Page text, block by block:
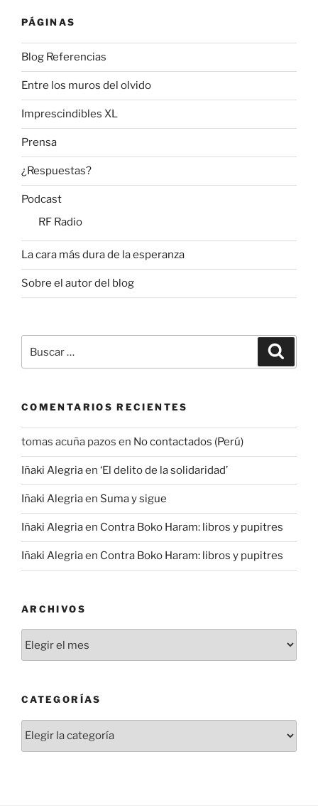
PÁGINAS
Blog Referencias
Entre los muros del olvido
Imprescindibles XL
Prensa
¿Respuestas?
Podcast
RF Radio
La cara más dura de la esperanza
Sobre el autor del blog
por:
COMENTARIOS RECIENTES
tomas acuña pazos en No contactados (Perú)
Iñaki Alegriaen ‘El delito de la solidaridad’
Iñaki Alegriaen Suma y sigue
Iñaki Alegriaen Contra Boko Haram: libros y pupitres
Iñaki Alegriaen Contra Boko Haram: libros y pupitres
ARCHIVOS
CATEGORÍAS